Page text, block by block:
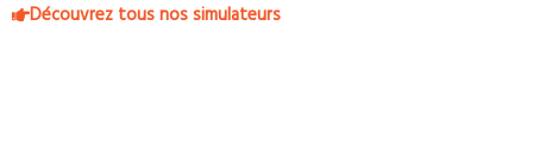
Découvrez tous nos simulateurs